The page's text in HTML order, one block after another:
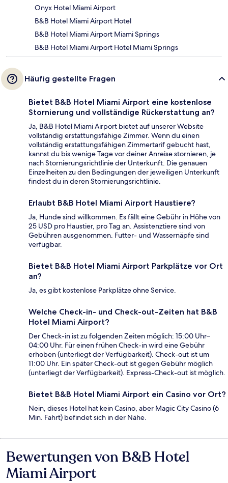
Onyx Hotel Miami Airport
B&B Hotel Miami Airport Hotel
B&B Hotel Miami Airport Miami Springs
B&B Hotel Miami Airport Hotel Miami Springs
Häufig gestellte Fragen
Bietet B&B Hotel Miami Airport eine kostenlose
Stornierung und vollständige Rückerstattung an?
Ja, B&B Hotel Miami Airport bietet auf unserer Website
vollständig erstattungsfähige Zimmer. Wenn du einen
vollständig erstattungsfähigen Zimmertarif gebucht hast,
kannst du bis wenige Tage vor deiner Anreise stornieren, je
nach Stornierungsrichtlinie der Unterkunft. Die genauen
Einzelheiten zu den Bedingungen der jeweiligen Unterkunft
findest du in deren Stornierungsrichtlinie.
Erlaubt B&B Hotel Miami Airport Haustiere?
Ja, Hunde sind willkommen. Es fällt eine Gebühr in Höhe von
25 USD pro Haustier, pro Tag an. Assistenztiere sind von
Gebühren ausgenommen. Futter- und Wassernäpfe sind
verfügbar.
Bietet B&B Hotel Miami Airport Parkplätze vor Ort
an?
Ja, es gibt kostenlose Parkplätze ohne Service.
Welche Check-in- und Check-out-Zeiten hat B&B
Hotel Miami Airport?
Der Check-in ist zu folgenden Zeiten möglich: 15:00 Uhr–
04:00 Uhr. Für einen frühen Check-in wird eine Gebühr
erhoben (unterliegt der Verfügbarkeit). Check-out ist um
11:00 Uhr. Ein später Check-out ist gegen Gebühr möglich
(unterliegt der Verfügbarkeit). Express-Check-out ist möglich.
Bietet B&B Hotel Miami Airport ein Casino vor Ort?
Nein, dieses Hotel hat kein Casino, aber Magic City Casino (6
Min. Fahrt) befindet sich in der Nähe.
Bewertungen
Bewertungen von B&B Hotel
Miami Airport